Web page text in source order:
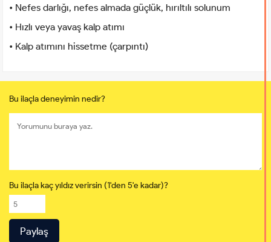
• Nefes darlığı, nefes almada güçlük, hırıltılı solunum
• Hızlı veya yavaş kalp atımı
• Kalp atımını hissetme (çarpıntı)
Bu ilaçla deneyimin nedir?
Bu ilaçla kaç yıldız verirsin (1'den 5'e kadar)?